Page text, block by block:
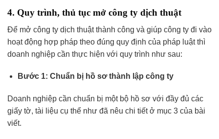
4. Quy trình, thủ tục mở công ty dịch thuật
Để mở công ty dịch thuật thành công và giúp công ty đi vào
hoạt động hợp pháp theo đúng quy định của pháp luật thì
doanh nghiệp cần thực hiện với quy trình như sau:
Bước 1: Chuẩn bị hồ sơ thành lập công ty
Doanh nghiệp cần chuẩn bị một bộ hồ sơ với đầy đủ các
giấy tờ, tài liệu cụ thể như đã nêu chi tiết ở mục 3 của bài
viết.